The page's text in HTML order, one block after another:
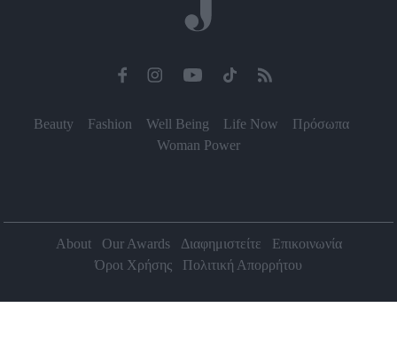
Beauty Fashion Well Being Life Now
Πρόσωπα
Woman Power
About Our Awards Διαφημιστείτε
Επικοινωνία
Όροι Χρήσης
Πολιτική Απορρήτου